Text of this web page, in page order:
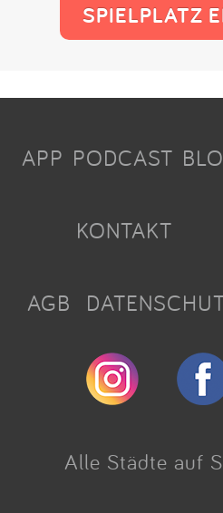
SPIELPLATZ
APP PODCAST
KONTAKT
AGB
Alle Städte auf